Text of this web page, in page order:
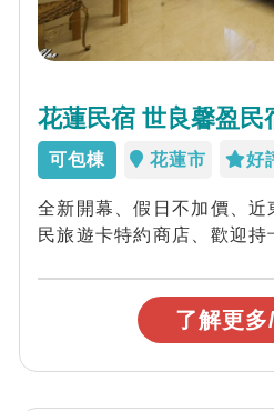
花蓮民宿 世良馨盈民
可包棟 花蓮市 好
全新開幕、假日不加價、近
民旅遊卡特約商店、歡迎
了解更